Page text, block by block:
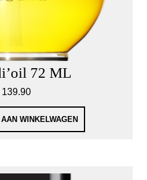
72 ML
WINKELWAGEN